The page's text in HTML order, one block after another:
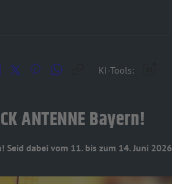
KI-Tools:
ANTENNE Bayern!
Seid dabei vom 11. bis zum 14. Juni 2026